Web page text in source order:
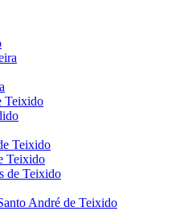
Teixido
Teixido
Teixido
de Teixido
André de Teixido